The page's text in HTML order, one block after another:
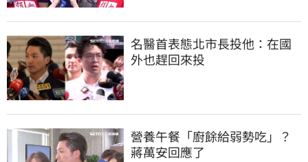
名醫首表態北市長投他：在國
外也趕回來投
營養午餐「廚餘給弱勢吃」？
蔣萬安回應了